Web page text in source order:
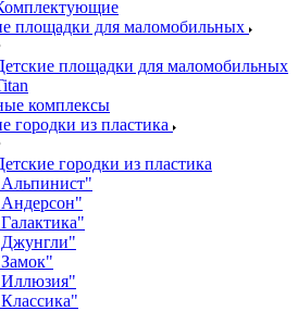
площадки для маломобильных
площадки для маломобильных
комплексы
городки из пластика
городки из пластика